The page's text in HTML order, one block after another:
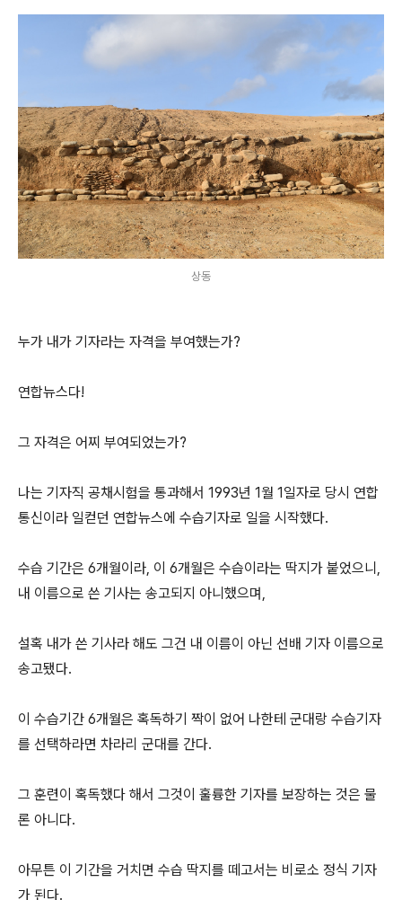
상동
누가 내가 기자라는 자격을 부여했는가?
연합뉴스다!
그 자격은 어찌 부여되었는가?
나는 기자직 공채시험을 통과해서 1993년 1월 1일자로 당시 연합
통신이라 일컫던 연합뉴스에 수습기자로 일을 시작했다.
수습 기간은 6개월이라, 이 6개월은 수습이라는 딱지가 붙었으니,
내 이름으로 쓴 기사는 송고되지 아니했으며,
설혹 내가 쓴 기사라 해도 그건 내 이름이 아닌 선배 기자 이름으로
송고됐다.
이 수습기간 6개월은 혹독하기 짝이 없어 나한테 군대랑 수습기자
를 선택하라면 차라리 군대를 간다.
그 훈련이 혹독했다 해서 그것이 훌륭한 기자를 보장하는 것은 물
론 아니다.
아무튼 이 기간을 거치면 수습 딱지를 떼고서는 비로소 정식 기자
가 된다.